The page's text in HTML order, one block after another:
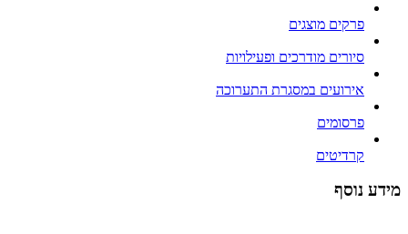
פרקים מוצגים
סיורים מודרכים ופעילויות
אירועים במסגרת התערוכה
פרסומים
קרדיטים
מידע נוסף